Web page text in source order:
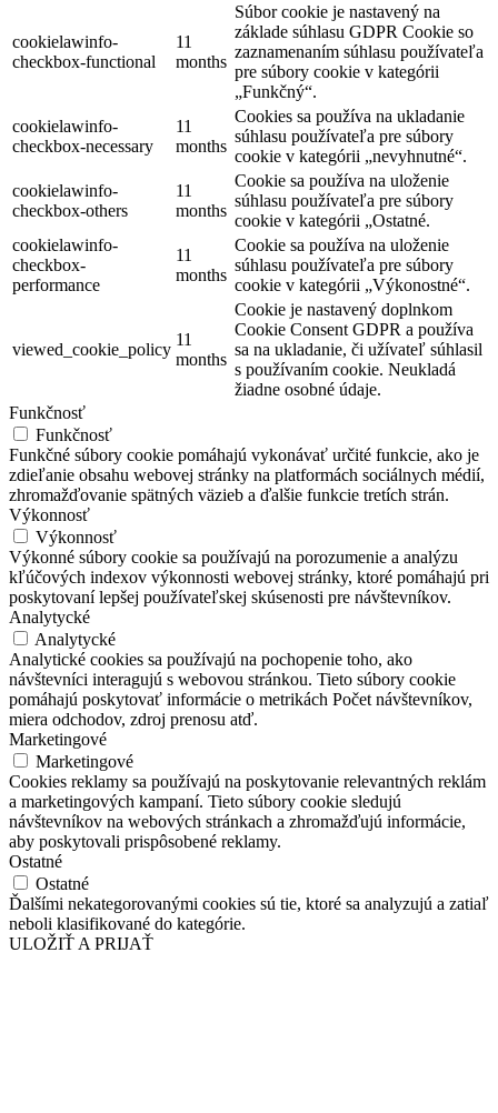
cookielawinfo-
checkbox-functional
11
months
Súbor cookie je nastavený na
základe súhlasu GDPR Cookie so
zaznamenaním súhlasu používateľa
pre súbory cookie v kategórii
„Funkčný“.
cookielawinfo-
checkbox-necessary
11
months
Cookies sa používa na ukladanie
súhlasu používateľa pre súbory
cookie v kategórii „nevyhnutné“.
cookielawinfo-
checkbox-others
11
months
Cookie sa používa na uloženie
súhlasu používateľa pre súbory
cookie v kategórii „Ostatné.
cookielawinfo-
checkbox-
performance
11
months
Cookie sa používa na uloženie
súhlasu používateľa pre súbory
cookie v kategórii „Výkonostné“.
viewed_cookie_policy
11
months
Cookie je nastavený doplnkom
Cookie Consent GDPR a používa
sa na ukladanie, či užívateľ súhlasil
s používaním cookie. Neukladá
žiadne osobné údaje.
Funkčnosť
Funkčnosť
Funkčné súbory cookie pomáhajú vykonávať určité funkcie, ako je
zdieľanie obsahu webovej stránky na platformách sociálnych médií,
zhromažďovanie spätných väzieb a ďalšie funkcie tretích strán.
Výkonnosť
Výkonnosť
Výkonné súbory cookie sa používajú na porozumenie a analýzu
kľúčových indexov výkonnosti webovej stránky, ktoré pomáhajú pri
poskytovaní lepšej používateľskej skúsenosti pre návštevníkov.
Analytycké
Analytycké
Analytické cookies sa používajú na pochopenie toho, ako
návštevníci interagujú s webovou stránkou. Tieto súbory cookie
pomáhajú poskytovať informácie o metrikách Počet návštevníkov,
miera odchodov, zdroj prenosu atď.
Marketingové
Marketingové
Cookies reklamy sa používajú na poskytovanie relevantných reklám
a marketingových kampaní. Tieto súbory cookie sledujú
návštevníkov na webových stránkach a zhromažďujú informácie,
aby poskytovali prispôsobené reklamy.
Ostatné
Ostatné
Ďalšími nekategorovanými cookies sú tie, ktoré sa analyzujú a zatiaľ
neboli klasifikované do kategórie.
ULOŽIŤ A PRIJAŤ